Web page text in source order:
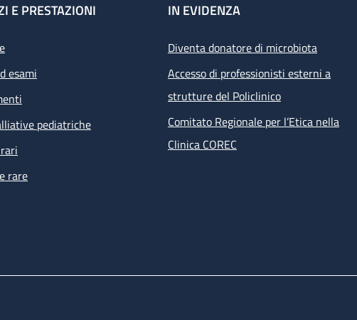
E PRESTAZIONI
esami
pediatriche
rare
IN EVIDENZA
Diventa donatore di microbiota
Accesso di professionisti esterni a
strutture del Policlinico
Comitato Regionale per l’Etica nella
Clinica COREC